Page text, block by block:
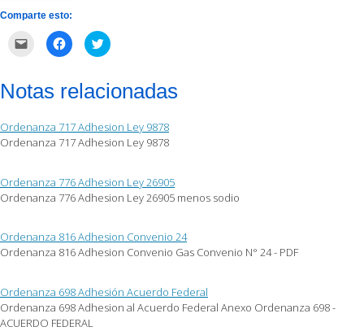
Comparte esto:
correo
electrónico
amigo
(Se
abre
ventana
nueva)
Haz
clic
Facebook
(Se
una
ventana
nueva)
Haz
clic
en
Twitter
(Se
una
ventana
nueva)
Notas relacionadas
Ordenanza 717 Adhesion Ley 9878
Ordenanza 717 Adhesion Ley 9878
Ordenanza 776 Adhesion Ley 26905
Ordenanza 776 Adhesion Ley 26905 menos sodio
Ordenanza 816 Adhesion Convenio 24
Ordenanza 816 Adhesion Convenio Gas Convenio N° 24 - PDF
Ordenanza 698 Adhesión Acuerdo Federal
Ordenanza 698 Adhesion al Acuerdo Federal Anexo Ordenanza 698 -
ACUERDO FEDERAL